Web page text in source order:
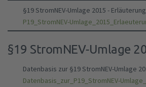
§19 StromNEV-Umlage 2015 -
P19_StromNEV-
§19 StromNEV-Umlage
Datenbasis zur §19 StromNEV-Umlage
Datenbasis_zur_P19_StromNEV-